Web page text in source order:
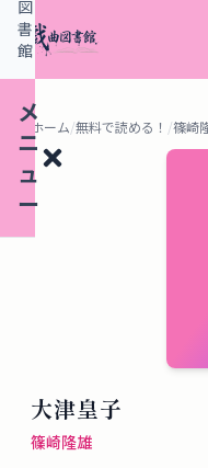
メ
ニ
ュ
ー
デ
図
書
館
ホーム/無料で読める！ /篠崎
大津皇子
篠崎隆雄